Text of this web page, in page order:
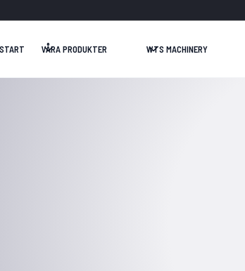
START VÅRA PRODUKTER WTS MACHINERY